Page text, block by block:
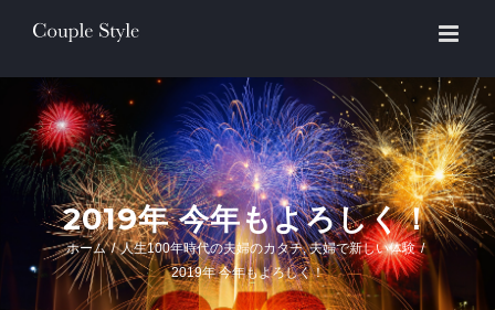
content
2019年 今年もよろしく！
ホーム / 人生100年時代の夫婦のカタチ,夫婦で新しい体験 /
2019年 今年もよろしく！